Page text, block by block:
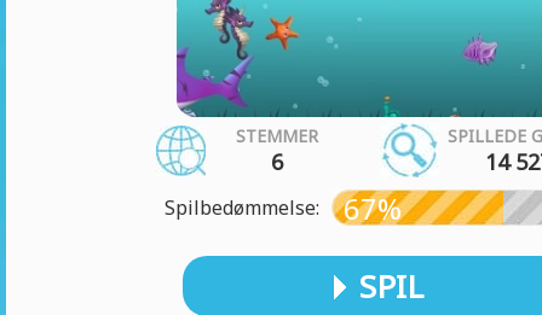
STEMMER
6
SPILLEDE
14
Spilbedømmelse: 67%
SPIL